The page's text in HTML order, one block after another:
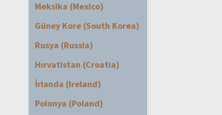
Meksika (Mexico)
Güney Kore (South Korea)
Rusya (Russia)
Hırvatistan (Croatia)
İrlanda (Ireland)
Polonya (Poland)